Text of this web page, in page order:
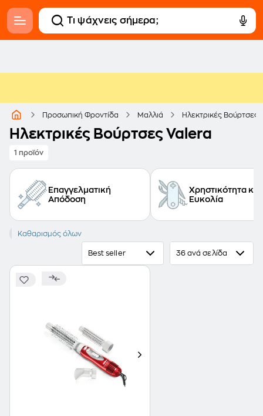
Προσωπική Φροντίδα Μαλλιά Ηλεκτρικές Βούρτσες
Ηλεκτρικές Βούρτσες Valera
1 προϊόν
Επαγγελματική
Απόδοση
Χρηστικότητα και
Ευκολία
VALERA
Καθαρισμός όλων
Best seller 36 ανά σελίδα